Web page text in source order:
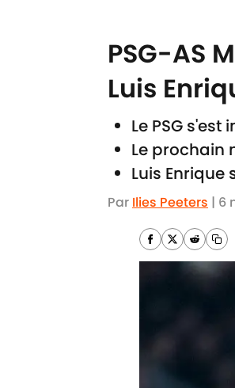
PSG-AS
Luis
Le PSG
Le prochain
Luis
Par Ilies Peeters | 6